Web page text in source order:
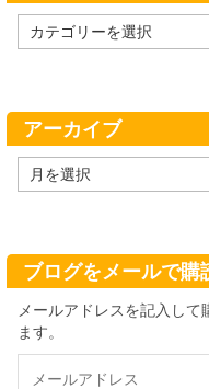
テ
ー
アーカイブ
ー
ブ
ブログをメールで購
メールアドレスを記入し
ます。